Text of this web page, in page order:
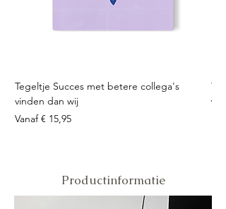
Tegeltje Succes met betere collega's
vinden dan wij
Vanaf€ 15,95
Verkoopprijs
Productinformatie